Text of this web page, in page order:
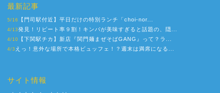
最新記事
5/16 【門司駅付近】平日だけの特別ランチ「choi-nor...
4/13発見！リピート率９割！キンパが美味すぎると話題の、隠...
4/10 【下関駅チカ】新店『関門麺まぜそばGANG』って？ラ...
4/3 えっ！意外な場所で本格ビュッフェ！？週末は満席になる...
サイト情報